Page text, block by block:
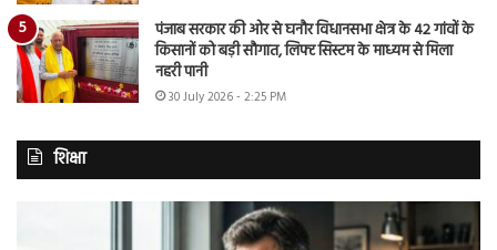
पंजाब सरकार की ओर से घनौर विधानसभा क्षेत्र के 42 गांवों के
किसानों को बड़ी सौगात, लिफ्ट सिस्टम के माध्यम से मिला
नहरी पानी
30 July 2026 - 2:25 PM
शिक्षा